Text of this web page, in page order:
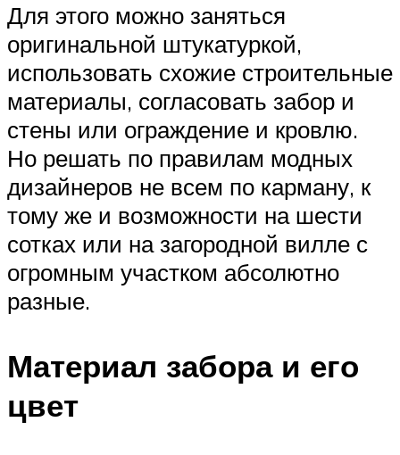
Для этого можно заняться
оригинальной штукатуркой,
использовать схожие строительные
материалы, согласовать забор и
стены или ограждение и кровлю.
Но решать по правилам модных
дизайнеров не всем по карману, к
тому же и возможности на шести
сотках или на загородной вилле с
огромным участком абсолютно
разные.
Материал забора и его
цвет